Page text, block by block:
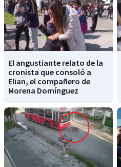
El angustiante relato de la
cronista que consoló a
Elian, el compañero de
Morena Domínguez